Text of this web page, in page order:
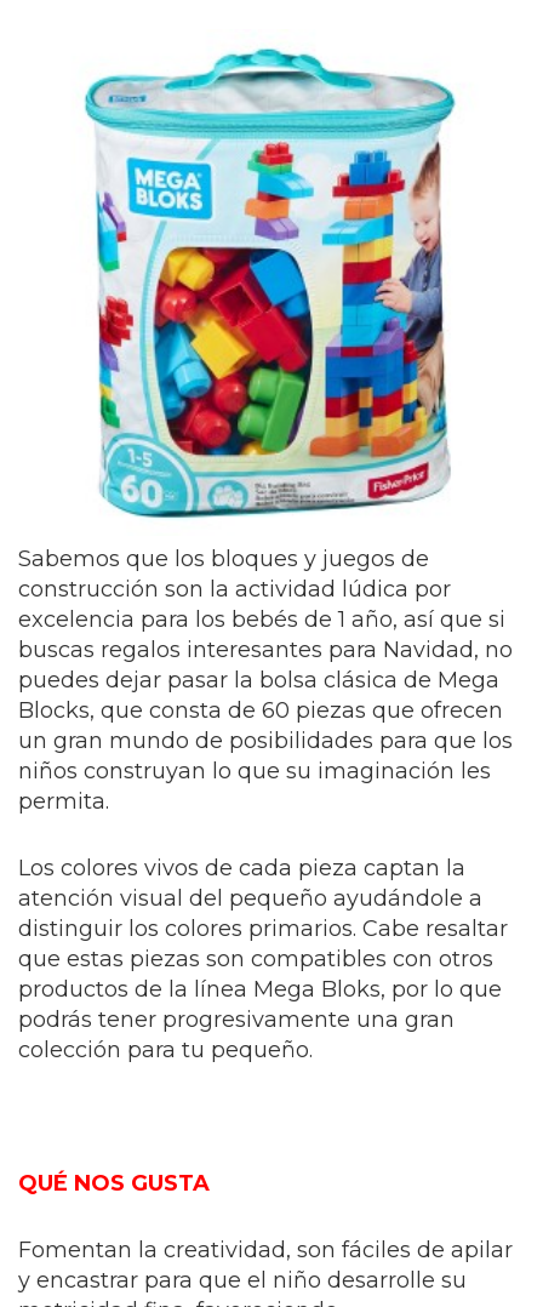
Sabemos que los bloques y juegos de
construcción son la actividad lúdica por
excelencia para los bebés de 1 año, así que si
buscas regalos interesantes para Navidad, no
puedes dejar pasar la bolsa clásica de Mega
Blocks, que consta de 60 piezas que ofrecen
un gran mundo de posibilidades para que los
niños construyan lo que su imaginación les
permita.
Los colores vivos de cada pieza captan la
atención visual del pequeño ayudándole a
distinguir los colores primarios. Cabe resaltar
que estas piezas son compatibles con otros
productos de la línea Mega Bloks, por lo que
podrás tener progresivamente una gran
colección para tu pequeño.
QUÉ NOS GUSTA
Fomentan la creatividad, son fáciles de apilar
y encastrar para que el niño desarrolle su